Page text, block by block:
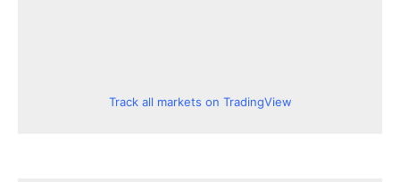
Track all markets on TradingView